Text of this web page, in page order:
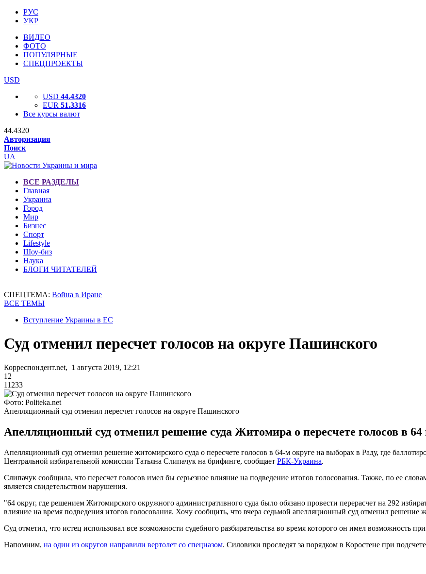
РУС
УКР
ВИДЕО
ФОТО
ПОПУЛЯРНЫЕ
СПЕЦПРОЕКТЫ
USD
USD 44.4320
EUR 51.3316
Все курсы валют
44.4320
Авторизация
Поиск
UA
ВСЕ РАЗДЕЛЫ
Главная
Украина
Город
Мир
Бизнес
Спорт
Lifestyle
Шоу-биз
Наука
БЛОГИ ЧИТАТЕЛЕЙ
СПЕЦТЕМА: Война в Иране
ВСЕ ТЕМЫ
Вступление Украины в ЕС
Суд отменил пересчет голосов на округе Пашинского
Корреспондент.net, 1 августа 2019, 12:21
12
11233
Фото: Politeka.net
Апелляционный суд отменил пересчет голосов на округе Пашинского
Апелляционный суд отменил решение суда Житомира о пересчете голосов в 64
Апелляционный суд отменил решение житомирского суда о пересчете голосов в 64-м округе на выборах в Раду, где
Центральной избирательной комиссии Татьяна Слипачук на брифинге, сообщает РБК-Украина.
Слипачук сообщила, что пересчет голосов имел бы серьезное влияние на подведение итогов голосования. Также, по ее
является свидетельством нарушения.
"64 округ, где решением Житомирского окружного административного суда было обязано провести перерасчет на 292
влияние на время подведения итогов голосования. Хочу сообщить, что вчера седьмой апелляционный суд отменил решение
Суд отметил, что истец использовал все возможности судебного разбирательства во время которого он имел возможность
Напомним, на один из округов направили вертолет со спецназом. Силовики проследят за порядком в Коростене при